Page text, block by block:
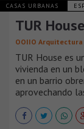
CASAS URBANAS
TUR House
OOIIO Arquitectura
TUR House es
vivienda en un
en un barrio
aprovechando